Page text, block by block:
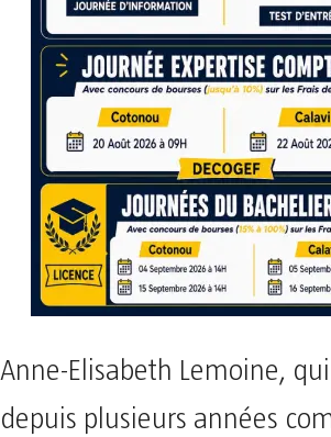
Anne-Elisabeth Lemoine,
depuis plusieurs années